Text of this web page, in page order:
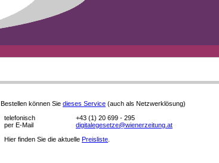
Bestellen können Sie dieses Service (auch als Netzwerklösung)
telefonisch
+43 (1) 20 699 - 295
per E-Mail
digitalegesetze@wienerzeitung.at
Hier finden Sie die aktuelle Preisliste